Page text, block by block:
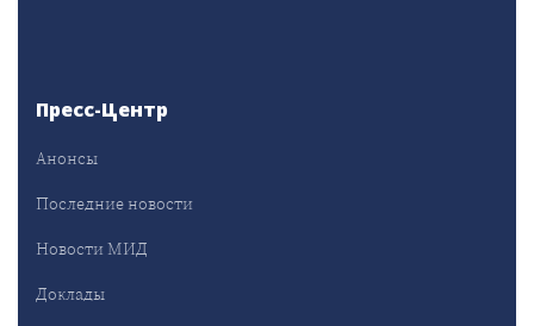
Пресс-Центр
Анонсы
Последние новости
Новости МИД
Доклады